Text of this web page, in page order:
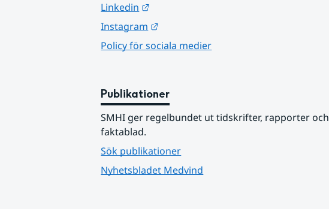
Linkedin
Instagram
Policy för sociala medier
Publikationer
SMHI ger regelbundet ut tidskrifter, rapporter och
faktablad.
Sök publikationer
Nyhetsbladet Medvind